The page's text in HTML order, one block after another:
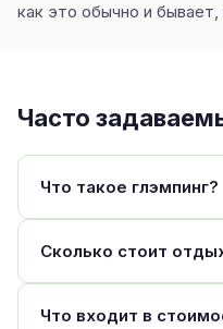
как это обычно и
Часто
Что такое глэмпинг?
Сколько стоит
Что входит в